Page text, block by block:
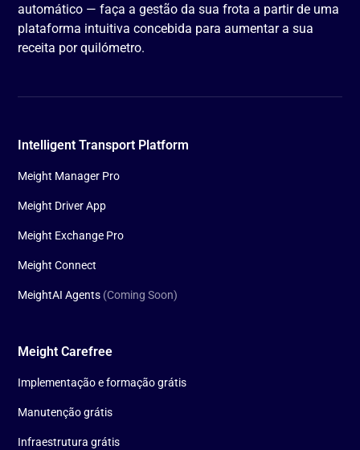
automático — faça a gestão da sua frota a partir de uma
plataforma intuitiva concebida para aumentar a sua
receita por quilómetro.
Intelligent Transport Platform
Meight Manager Pro
Meight Driver App
Meight Exchange Pro
Meight Connect
MeightAI Agents (Coming Soon)
Meight Carefree
Implementação e formação grátis
Manutenção grátis
Infraestrutura grátis